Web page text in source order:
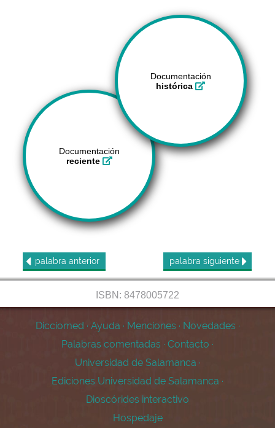
Documentación
histórica
Documentación
reciente
palabra anterior palabra siguiente
ISBN: 8478005722
Dicciomed · Ayuda · Menciones · Novedades ·
Palabras comentadas · Contacto ·
Universidad de Salamanca ·
Ediciones Universidad de Salamanca ·
Dioscórides interactivo
Hospedaje